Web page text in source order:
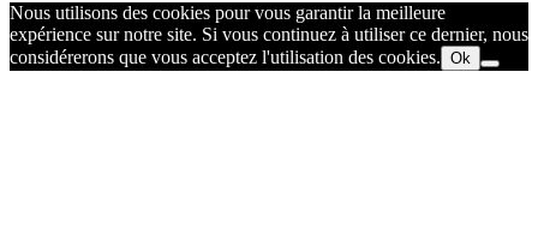
Nous utilisons des cookies pour vous garantir la meilleure
expérience sur notre site. Si vous continuez à utiliser ce dernier, nous
considérerons que vous acceptez l'utilisation des cookies. Ok